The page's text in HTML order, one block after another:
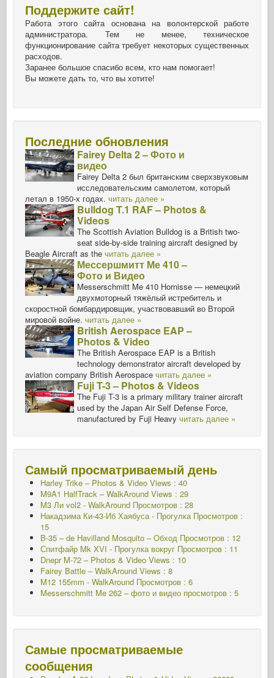
Поддержите сайт!
Работа этого сайта основана на волонтерской работе
администратора. Тем не менее, техническое
функционирование сайта требует некоторых существенных
расходов.
Заранее большое спасибо всем, кто нам помогает!
Вы можете дать то, что вы хотите!
Последние обновления
Fairey Delta 2 – Фото и
видео
Fairey Delta 2 был британским сверхзвуковым
исследовательским самолетом, который
летал в 1950-х годах. читать далее »
Bulldog T.1 RAF – Photos &
Videos
The Scottish Aviation Bulldog is a British two-
seat side-by-side training aircraft designed by
Beagle Aircraft as the читать далее »
Мессершмитт Ме 410 –
Фото и Видео
Messerschmitt Me 410 Hornisse — немецкий
двухмоторный тяжёлый истребитель и
скоростной бомбардировщик, участвовавший во Второй
мировой войне. читать далее »
British Aerospace EAP –
Photos & Video
The British Aerospace EAP is a British
technology demonstrator aircraft developed by
aviation company British Aerospace читать далее »
Fuji T-3 – Photos & Videos
The Fuji T-3 is a primary military trainer aircraft
used by the Japan Air Self Defense Force,
manufactured by Fuji Heavy читать далее »
Самый просматриваемый день
Harley Trike – Photos & Video Views : 40
M9A1 HalfTrack – WalkAround Views : 29
M3 Ли vol2 - WalkAround Просмотров : 28
Накадзима Ки-43-Иб Хаябуса - ПрогулкаПросмотров :
15
B-35 – de Havilland Mosquito – Обход Просмотров : 12
Спитфайр Mk XVI - Прогулка вокруг Просмотров : 11
Dnepr M-72 – Photos & Video Views : 10
Fairey Battle – WalkAround Views : 8
M12 155mm - WalkAround Просмотров : 6
Messerschmitt Me 262 – фото и видео просмотров : 5
Самые просматриваемые
сообщения